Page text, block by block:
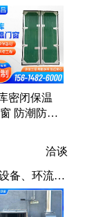
密闭保温
防潮防虫
洽谈
备、环流熏
温、粮库设
风设备、粮